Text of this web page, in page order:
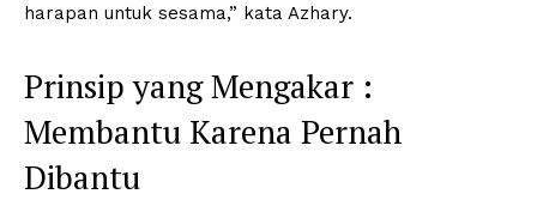
harapan untuk sesama,” kata Azhary.
Prinsip yang Mengakar :
Membantu Karena Pernah
Dibantu